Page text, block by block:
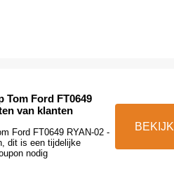
Tom Ford FT0649
van klanten
Ford FT0649 RYAN-02 -
dit is een tijdelijke
nodig